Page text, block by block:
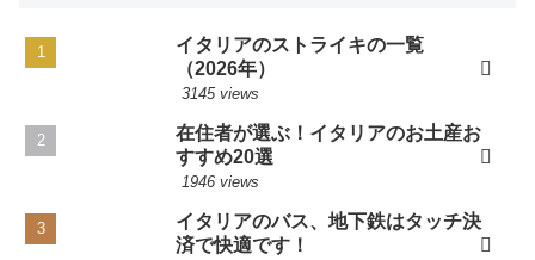
イタリアのストライキの一覧
（2026年）
3145 views
在住者が選ぶ！イタリアのお土産お
すすめ20選
1946 views
イタリアのバス、地下鉄はタッチ決
済で快適です！